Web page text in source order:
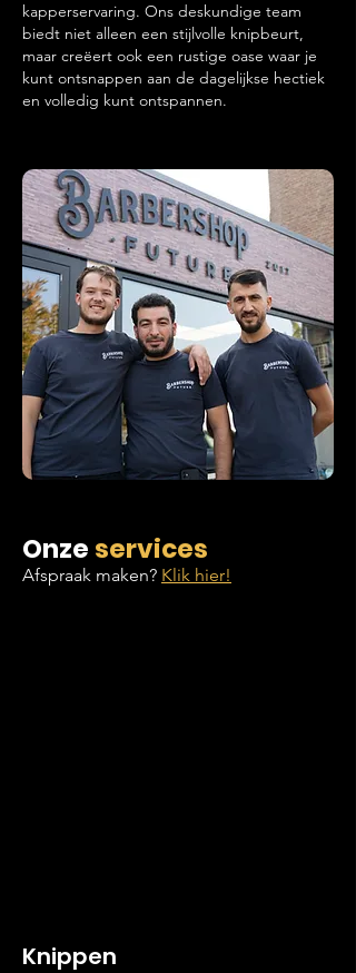
kapperservaring. Ons deskundige team
biedt niet alleen een stijlvolle knipbeurt,
maar creëert ook een rustige oase waar je
kunt ontsnappen aan de dagelijkse hectiek
en volledig kunt ontspannen.
Onze services
Afspraak maken? Klik hier!
Knippen